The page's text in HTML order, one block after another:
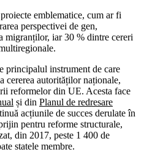
emblematice, cum ar fi
perspectivei de gen,
migranților, iar 30 % dintre cereri
principalul instrument de care
cererea autorităților naționale,
reformelor din UE. Acesta face
și din Planul de redresare
acțiunile de succes derulate în
pentru reforme structurale,
din 2017, peste 1 400 de
statele membre.